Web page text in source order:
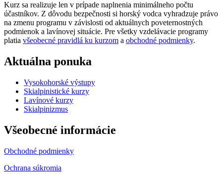
Kurz sa realizuje len v prípade naplnenia minimálneho počtu
účastníkov. Z dôvodu bezpečnosti si horský vodca vyhradzuje právo
na zmenu programu v závislosti od aktuálnych poveternostných
podmienok a lavínovej situácie. Pre všetky vzdelávacie programy
platia všeobecné pravidlá ku kurzom a obchodné podmienky.
Aktuálna ponuka
Vysokohorské výstupy
Skialpinistické kurzy
Lavínové kurzy
Skialpinizmus
Všeobecné informácie
Obchodné podmienky
Ochrana súkromia